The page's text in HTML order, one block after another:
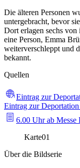
Die älteren Personen
untergebracht, bevor
Dort erlagen sechs von
eine Person, Emma
weiterverschleppt und
bekannt.
Quellen
Eintrag zur
Eintrag zur
6.00 Uhr ab
Karte01
Über die Bildserie